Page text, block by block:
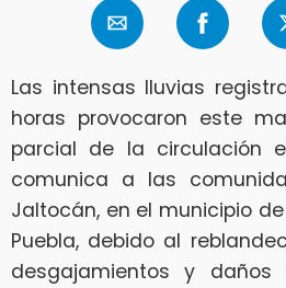
Las intensas lluvias
horas provocaron este
parcial de la circulación
comunica a las
Jaltocán, en el municipio de
Puebla, debido al
desgajamientos y